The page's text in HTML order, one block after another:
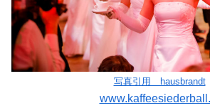
写真引用 hausbrandt